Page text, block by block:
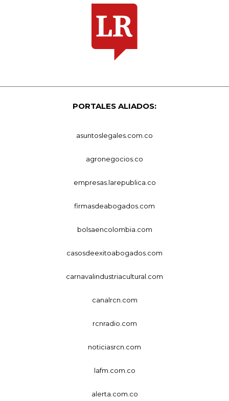
PORTALES ALIADOS:
asuntoslegales.com.co
agronegocios.co
empresas.larepublica.co
firmasdeabogados.com
bolsaencolombia.com
casosdeexitoabogados.com
carnavalindustriacultural.com
canalrcn.com
rcnradio.com
noticiasrcn.com
lafm.com.co
alerta.com.co